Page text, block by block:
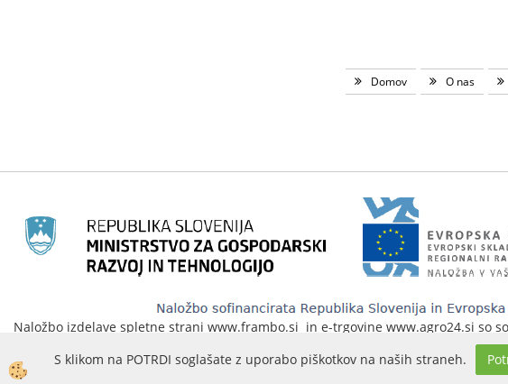
Domov O nas
Naložbo izdelave spletne strani www.frambo.si in e-trgovine www.agro24.si so
na podlagi javnega poziva«Vavčer za digitalni marketing«. Spletna stran
S klikom na POTRDI soglašate z uporabo piškotkov na naših straneh.